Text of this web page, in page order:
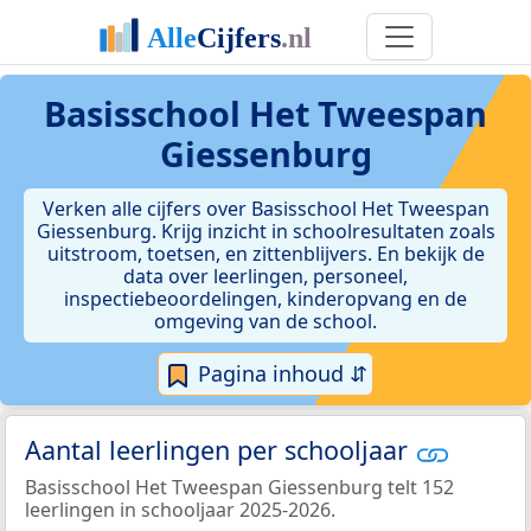
Basisschool Het Tweespan
Giessenburg
Verken alle cijfers over Basisschool Het Tweespan
Giessenburg. Krijg inzicht in schoolresultaten zoals
uitstroom, toetsen, en zittenblijvers. En bekijk de
data over leerlingen, personeel,
inspectiebeoordelingen, kinderopvang en de
omgeving van de school.
Pagina inhoud ⇵
Aantal leerlingen per schooljaar
Basisschool Het Tweespan Giessenburg telt 152
leerlingen in schooljaar 2025-2026.